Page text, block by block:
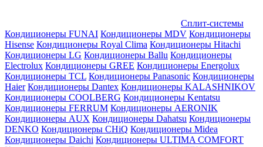
Сплит-системы
Кондиционеры FUNAI Кондиционеры MDV Кондиционеры
Hisense Кондиционеры Royal Clima Кондиционеры Hitachi
Кондиционеры LG Кондиционеры Ballu Кондиционеры
Electrolux Кондиционеры GREE Кондиционеры Energolux
Кондиционеры TCL Кондиционеры Panasonic Кондиционеры
Haier Кондиционеры Dantex Кондиционеры KALASHNIKOV
Кондиционеры СOOLBERG Кондиционеры Kentatsu
Кондиционеры FERRUM Кондиционеры AERONIK
Кондиционеры AUX Кондиционеры Dahatsu Кондиционеры
DENKO Кондиционеры CHiQ Кондиционеры Midea
Кондиционеры Daichi Кондиционеры ULTIMA COMFORT